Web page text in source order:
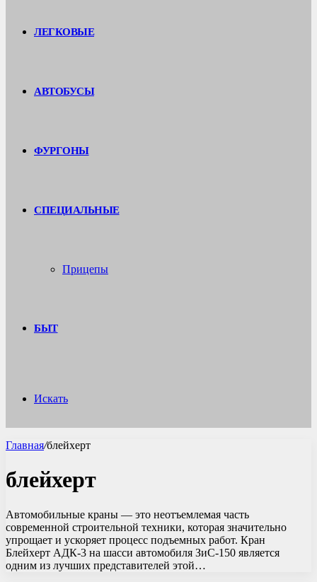
ЛЕГКОВЫЕ
АВТОБУСЫ
ФУРГОНЫ
СПЕЦИАЛЬНЫЕ
Прицепы
БЫТ
Искать
Главная/блейхерт
блейхерт
Автомобильные краны — это неотъемлемая часть
современной строительной техники, которая значительно
упрощает и ускоряет процесс подъемных работ. Кран
Блейхерт АДК-3 на шасси автомобиля ЗиС-150 является
одним из лучших представителей этой…